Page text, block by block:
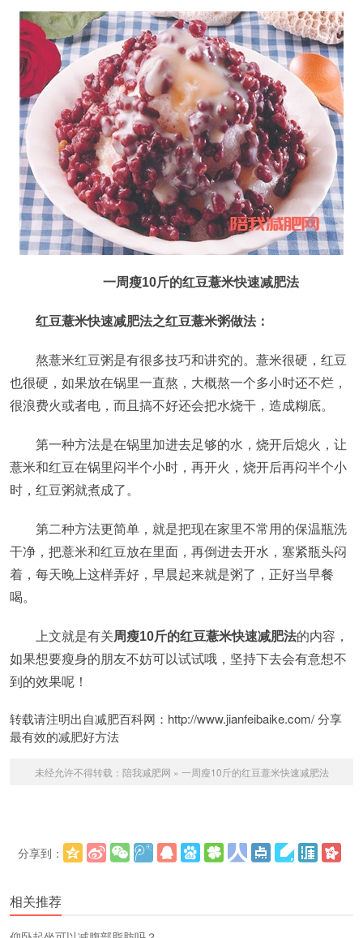
一周瘦10斤的红豆薏米快速减肥法
红豆薏米快速减肥法之红豆薏米粥做法：
熬薏米红豆粥是有很多技巧和讲究的。薏米很硬，红豆
也很硬，如果放在锅里一直熬，大概熬一个多小时还不烂，
很浪费火或者电，而且搞不好还会把水烧干，造成糊底。
第一种方法是在锅里加进去足够的水，烧开后熄火，让
薏米和红豆在锅里闷半个小时，再开火，烧开后再闷半个小
时，红豆粥就煮成了。
第二种方法更简单，就是把现在家里不常用的保温瓶洗
干净，把薏米和红豆放在里面，再倒进去开水，塞紧瓶头闷
着，每天晚上这样弄好，早晨起来就是粥了，正好当早餐
喝。
上文就是有关周瘦10斤的红豆薏米快速减肥法的内容，
如果想要瘦身的朋友不妨可以试试哦，坚持下去会有意想不
到的效果呢！
转载请注明出自减肥百科网：http://www.jianfeibaike.com/ 分享
最有效的减肥好方法
未经允许不得转载： 陪我减肥网 » 一周瘦10斤的红豆薏米快速减肥法
分享到：
相关推荐